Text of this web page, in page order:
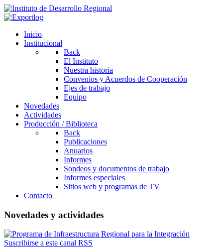
Inicio
Institucional
Back
El Instituto
Nuestra historia
Convenios y Acuerdos de Cooperación
Ejes de trabajo
Equipo
Novedades
Actividades
Producción / Biblioteca
Back
Publicaciones
Anuarios
Informes
Sondeos y documentos de trabajo
Informes especiales
Sitios web y programas de TV
Contacto
Novedades y actividades
Suscribirse a este canal RSS